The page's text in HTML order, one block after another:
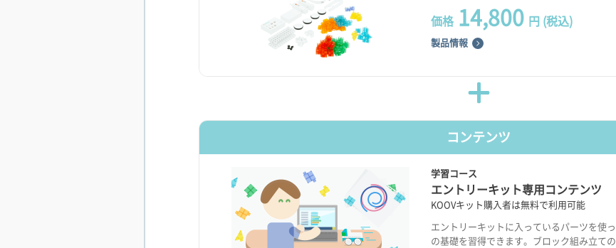
価格 14,800 円 (税込)
製品情報
コンテンツ
学習コース
エントリーキット専用コンテンツ
KOOVキット購入者は無料で利用可能
エントリーキットに入っているパーツを使
の基礎を習得できます。ブロック組み立て